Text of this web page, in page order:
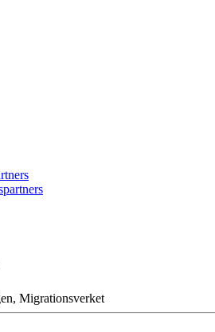
Migrationsverket